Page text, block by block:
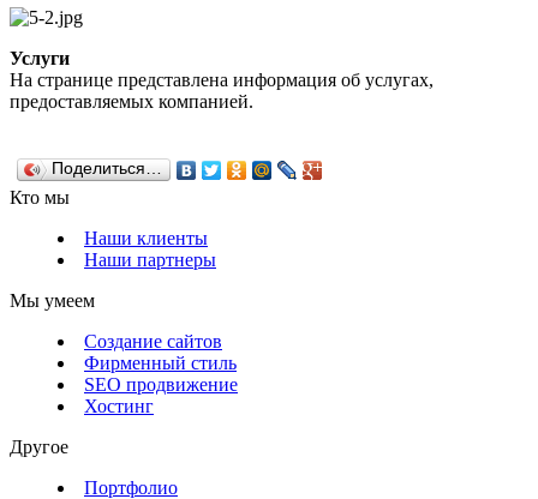
Услуги
На странице представлена информация об услугах,
предоставляемых компанией.
Поделиться…
Кто мы
Наши клиенты
Наши партнеры
Мы умеем
Создание сайтов
Фирменный стиль
SEO продвижение
Хостинг
Другое
Портфолио